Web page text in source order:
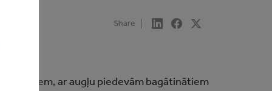
Share
ar augļu piedevām bagātinātiem